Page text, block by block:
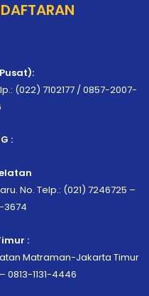
(022) 7102177 / 0857-2007-
:
No. Telp.: (021) 7246725 –
3674
:
Matraman-Jakarta Timur
0813-1131-4446